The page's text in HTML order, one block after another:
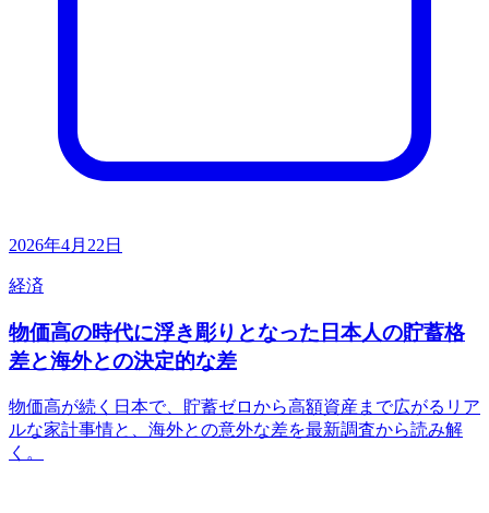
2026年4月22日
経済
物価高の時代に浮き彫りとなった日本人の貯蓄格
差と海外との決定的な差
物価高が続く日本で、貯蓄ゼロから高額資産まで広がるリア
ルな家計事情と、海外との意外な差を最新調査から読み解
く。